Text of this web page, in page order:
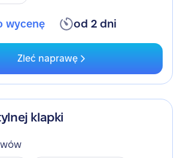
wycenę od 2 dni
Zleć naprawę
klapki